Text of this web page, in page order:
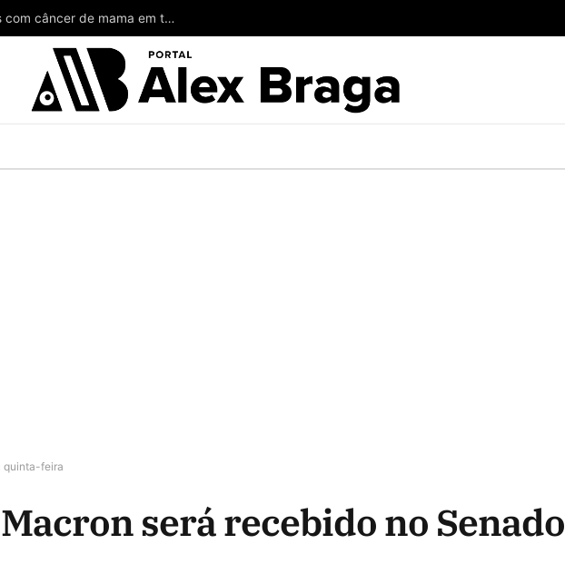
Wilson poderia ter salvado a vida de mulheres com câncer de mama em todo o Amazonas
quinta-feira
será recebido no Senado